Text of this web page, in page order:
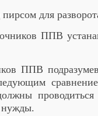
для
ППВ
ППВ
проводиться
нужды.